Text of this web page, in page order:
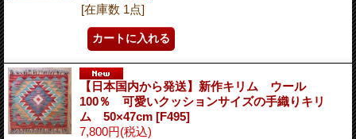
[在庫数 1点]
【日本国内から発送】新作キリム ウール
100％ 可愛いクッションサイズの手織りキリ
ム 50×47cm [F495]
7,800円(税込)